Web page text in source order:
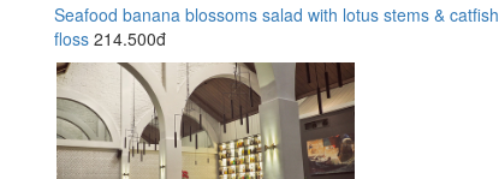
Seafood banana blossoms salad with lotus stems & catfish
floss 214.500đ